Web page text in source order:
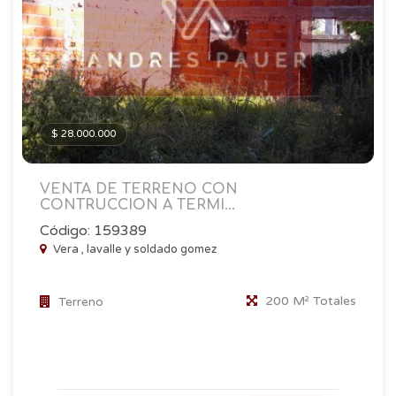
$ 28.000.000
VENTA DE TERRENO CON
CONTRUCCION A TERMI...
Código: 159389
Vera , lavalle y soldado gomez
Terreno 200 M² Totales